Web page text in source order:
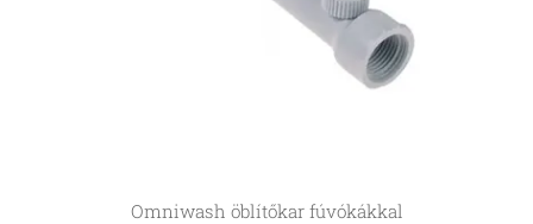
Omniwash öblítőkar fúvókákkal